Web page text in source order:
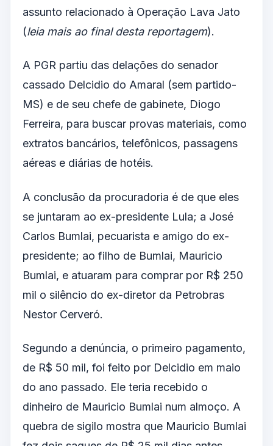
assunto relacionado à Operação Lava Jato
(leia mais ao final desta reportagem).
A PGR partiu das delações do senador
cassado Delcidio do Amaral (sem partido-
MS) e de seu chefe de gabinete, Diogo
Ferreira, para buscar provas materiais, como
extratos bancários, telefônicos, passagens
aéreas e diárias de hotéis.
A conclusão da procuradoria é de que eles
se juntaram ao ex-presidente Lula; a José
Carlos Bumlai, pecuarista e amigo do ex-
presidente; ao filho de Bumlai, Mauricio
Bumlai, e atuaram para comprar por R$ 250
mil o silêncio do ex-diretor da Petrobras
Nestor Cerveró.
Segundo a denúncia, o primeiro pagamento,
de R$ 50 mil, foi feito por Delcidio em maio
do ano passado. Ele teria recebido o
dinheiro de Mauricio Bumlai num almoço. A
quebra de sigilo mostra que Mauricio Bumlai